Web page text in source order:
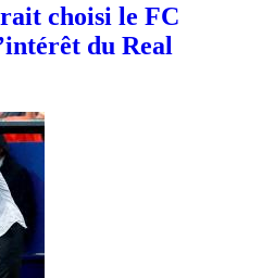
choisi le FC
du Real